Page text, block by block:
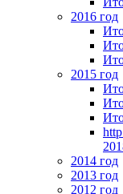
2016 год
2015 год
2014 год
2013 год
2012 год